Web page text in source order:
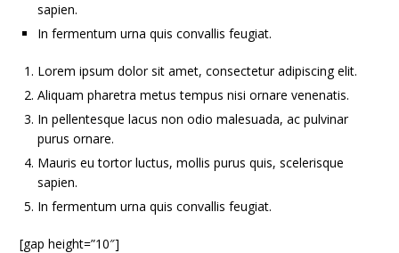
sapien.
In fermentum urna quis convallis feugiat.
Lorem ipsum dolor sit amet, consectetur adipiscing elit.
Aliquam pharetra metus tempus nisi ornare venenatis.
In pellentesque lacus non odio malesuada, ac pulvinar
purus ornare.
Mauris eu tortor luctus, mollis purus quis, scelerisque
sapien.
In fermentum urna quis convallis feugiat.
[gap height=”10″]